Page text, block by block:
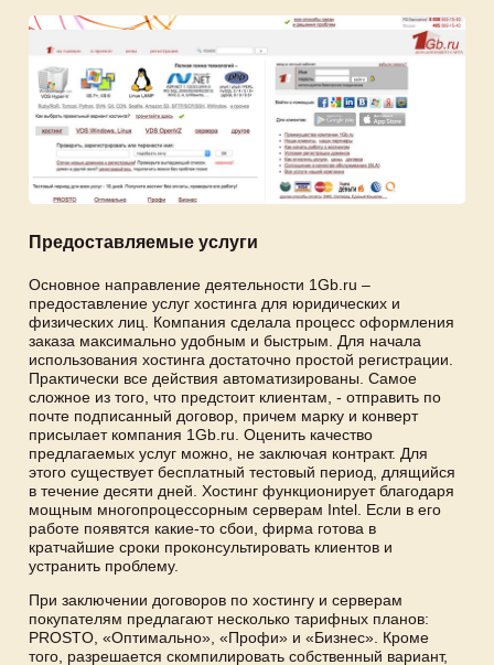
Предоставляемые услуги
Основное направление деятельности 1Gb.ru –
предоставление услуг хостинга для юридических и
физических лиц. Компания сделала процесс оформления
заказа максимально удобным и быстрым. Для начала
использования хостинга достаточно простой регистрации.
Практически все действия автоматизированы. Самое
сложное из того, что предстоит клиентам, - отправить по
почте подписанный договор, причем марку и конверт
присылает компания 1Gb.ru. Оценить качество
предлагаемых услуг можно, не заключая контракт. Для
этого существует бесплатный тестовый период, длящийся
в течение десяти дней. Хостинг функционирует благодаря
мощным многопроцессорным серверам Intel. Если в его
работе появятся какие-то сбои, фирма готова в
кратчайшие сроки проконсультировать клиентов и
устранить проблему.
При заключении договоров по хостингу и серверам
покупателям предлагают несколько тарифных планов:
PROSTO, «Оптимально», «Профи» и «Бизнес». Кроме
того, разрешается скомпилировать собственный вариант,